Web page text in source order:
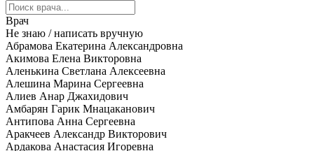
Врач
Не знаю / написать вручную
Абрамова Екатерина Александровна
Акимова Елена Викторовна
Аленькина Светлана Алексеевна
Алешина Марина Сергеевна
Алиев Анар Джахидович
Амбарян Гарик Мнацаканович
Антипова Анна Сергеевна
Аракчеев Александр Викторович
Ардакова Анастасия Игоревна